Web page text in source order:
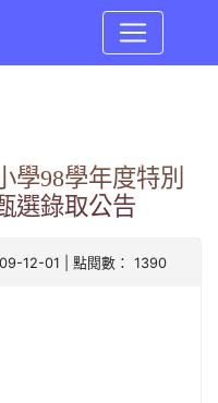
學98學年度特別
選錄取公告
12-01 | 點閱數： 1390